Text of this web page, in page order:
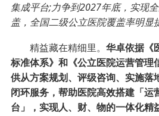
集成平台;力争到2027年底，实现
盖，全国二级公立医院覆盖率明显
精益藏在精细里。 华卓依据《
标准体系》和《公立医院运营管理
供从方案规划、评级咨询、实施落
闭环服务，帮助医院高效搭建「运
台」，实现人、财、物的一体化精